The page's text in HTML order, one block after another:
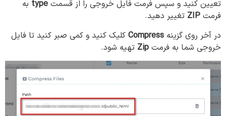
تعیین کنید و سپس فرمت فایل خروجی را از قسمت type به
فرمت ZIP تغییر دهید.
در آخر روی گزینه Compress کلیک کنید و کمی صبر کنید تا فایل
خروجی شما به فرمت Zip تهیه شود.